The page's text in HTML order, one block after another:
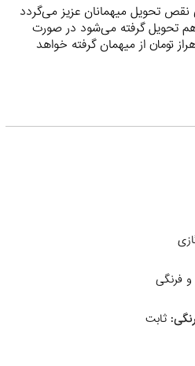
نقص تحویل میهمانان عزیز می‌گردد
تحویل گرفته می‌شود در صورت
رعایت نظافت مبلغ ۵۰۰ هراز تومان از میهمان گرفته خواهد
و فرنگی
ثابت